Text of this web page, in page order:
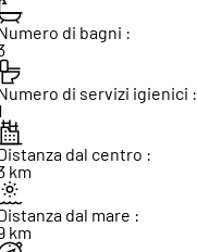
di bagni :
di servizi igienici :
dal centro :
km
dal mare :
km